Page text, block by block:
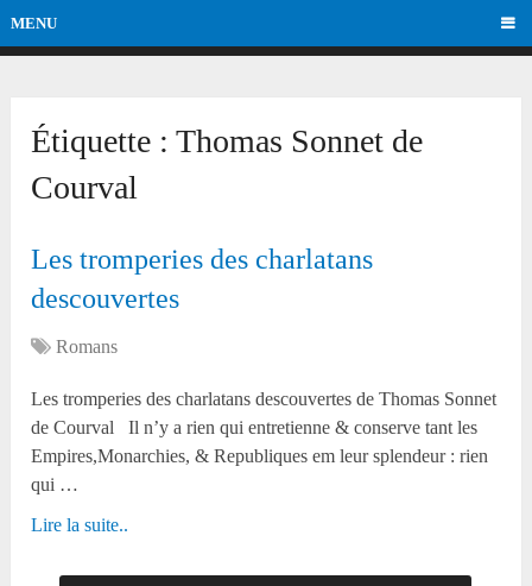
MENU
Étiquette :Thomas Sonnet de
Courval
Les tromperies des charlatans
descouvertes
Romans
Les tromperies des charlatans descouvertes de Thomas Sonnet
de Courval Il n’y a rien qui entretienne & conserve tant les
Empires,Monarchies, & Republiques em leur splendeur : rien
qui …
Lire la suite..